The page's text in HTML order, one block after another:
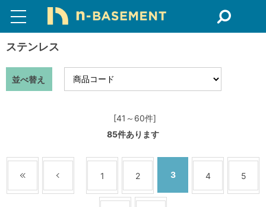
ステンレス
並べ替え
[41～60件]
85件あります
1 2 3 4 5